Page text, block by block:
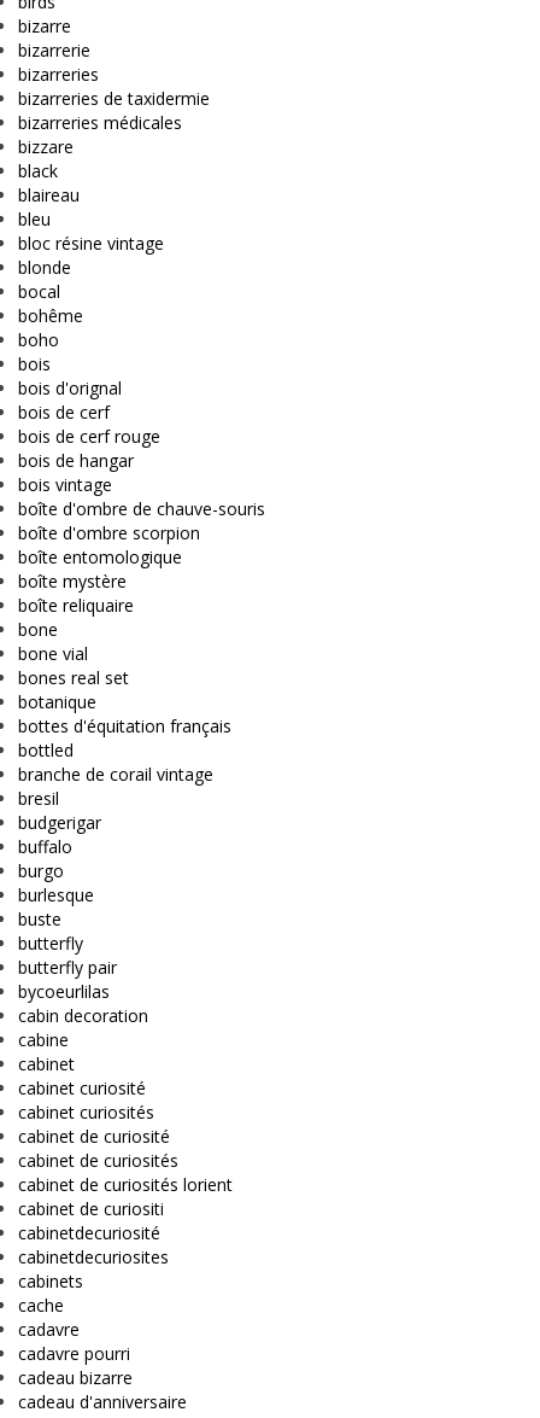
bizarre
bizarrerie
bizarreries
bizarreries de taxidermie
bizarreries médicales
bizzare
black
blaireau
bleu
bloc résine vintage
blonde
bocal
bohême
boho
bois
bois d'orignal
bois de cerf
bois de cerf rouge
bois de hangar
bois vintage
boîte d'ombre de chauve-souris
boîte d'ombre scorpion
boîte entomologique
boîte mystère
boîte reliquaire
bone
bone vial
bones real set
botanique
bottes d'équitation français
bottled
branche de corail vintage
bresil
budgerigar
buffalo
burgo
burlesque
buste
butterfly
butterfly pair
bycoeurlilas
cabin decoration
cabine
cabinet
cabinet curiosité
cabinet curiosités
cabinet de curiosité
cabinet de curiosités
cabinet de curiosités lorient
cabinet de curiositi
cabinetdecuriosité
cabinetdecuriosites
cabinets
cache
cadavre
cadavre pourri
cadeau bizarre
cadeau d'anniversaire